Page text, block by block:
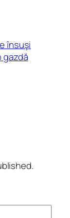
însuşi
gazdă